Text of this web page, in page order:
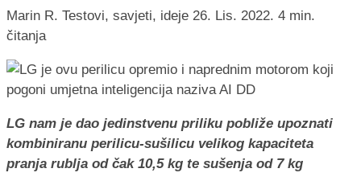
Marin R. Testovi, savjeti, ideje 26. Lis. 2022. 4 min.
čitanja
LG nam je dao jedinstvenu priliku pobliže upoznati
kombiniranu perilicu-sušilicu velikog kapaciteta
pranja rublja od čak 10,5 kg te sušenja od 7 kg